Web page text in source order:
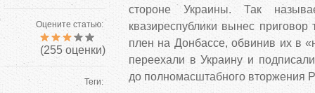
Оцените статью:
(255оценки)
Теги:
стороне Украины. Так
квазиреспублики вынес
плен на Донбассе, обвинив их в
переехали в Украину и
до полномасштабного вторжения